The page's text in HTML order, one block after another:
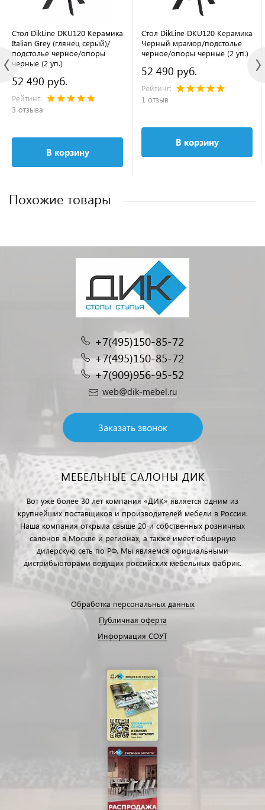
Стол DikLine DKU120 Керамика
Italian Grey (глянец серый)/
подстолье черное/опоры
черные (2 уп.)
52 490 руб.
Рейтинг:
3 отзыва
В корзину
Стол DikLine DKU120 Керамика
Черный мрамор/подстолье
черное/опоры черные (2 уп.)
52 490 руб.
Рейтинг:
1 отзыв
В корзину
Похожие товары
+7(495)150-85-72
+7(495)150-85-72
+7(909)956-95-52
web@dik-mebel.ru
Заказать звонок
МЕБЕЛЬНЫЕ САЛОНЫ ДИК
Вот уже более 30 лет компания «ДИК» является одним из
крупнейших поставщиков и производителей мебели в России.
Наша компания открыла свыше 20-и собственных розничных
салонов в Москве и регионах, а также имеет обширную
дилерскую сеть по РФ. Мы являемся официальными
дистрибьюторами ведущих российских мебельных фабрик.
Обработка персональных данных
Публичная оферта
Информация СОУТ